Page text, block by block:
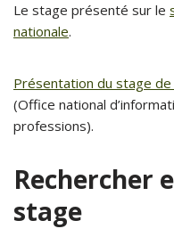
Le stage présenté sur le
nationale.
Présentation du stage de
(Office national
professions).
Rechercher
stage